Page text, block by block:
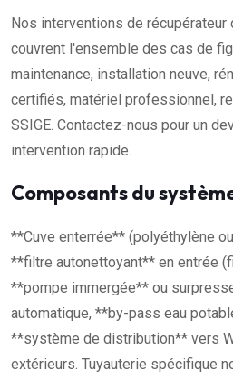
Nos interventions de récupérateur
couvrent l'ensemble des cas de
maintenance, installation neuve,
certifiés, matériel professionnel,
SSIGE. Contactez-nous pour un
intervention rapide.
Composants du
**Cuve enterrée** (polyéthylène
**filtre autonettoyant** en entrée
**pompe immergée** ou
automatique, **by-pass eau
**système de distribution** vers
extérieurs. Tuyauterie spécifique